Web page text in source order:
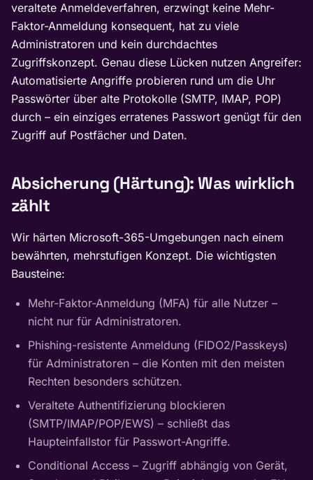
veraltete Anmeldeverfahren, erzwingt keine Mehr-
Faktor-Anmeldung konsequent, hat zu viele
Administratoren und kein durchdachtes
Zugriffskonzept. Genau diese Lücken nutzen Angreifer:
Automatisierte Angriffe probieren rund um die Uhr
Passwörter über alte Protokolle (SMTP, IMAP, POP)
durch – ein einziges erratenes Passwort genügt für den
Zugriff auf Postfächer und Daten.
Absicherung (Härtung): Was wirklich
zählt
Wir härten Microsoft-365-Umgebungen nach einem
bewährten, mehrstufigen Konzept. Die wichtigsten
Bausteine:
Mehr-Faktor-Anmeldung (MFA) für alle Nutzer –
nicht nur für Administratoren.
Phishing-resistente Anmeldung (FIDO2/Passkeys)
für Administratoren – die Konten mit den meisten
Rechten besonders schützen.
Veraltete Authentifizierung blockieren
(SMTP/IMAP/POP/EWS) – schließt das
Haupteinfallstor für Passwort-Angriffe.
Conditional Access – Zugriff abhängig von Gerät,